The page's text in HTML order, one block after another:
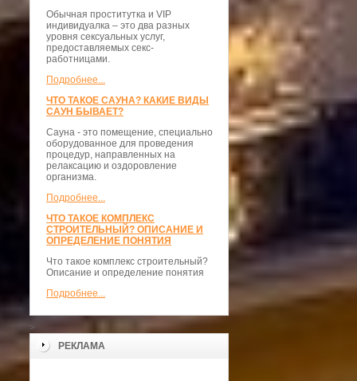
Обычная проститутка и VIP
индивидуалка – это два разных
уровня сексуальных услуг,
предоставляемых секс-
работницами.
Подробнее...
ЧТО ТАКОЕ САУНА? КАКИЕ ВИДЫ
САУН БЫВАЕТ?
Сауна - это помещение, специально
оборудованное для проведения
процедур, направленных на
релаксацию и оздоровление
организма.
Подробнее...
ЧТО ТАКОЕ КОМПЛЕКС
СТРОИТЕЛЬНЫЙ? ОПИСАНИЕ И
ОПРЕДЕЛЕНИЕ ПОНЯТИЯ
Что такое комплекс строительный?
Описание и определение понятия
Подробнее...
>
РЕКЛАМА